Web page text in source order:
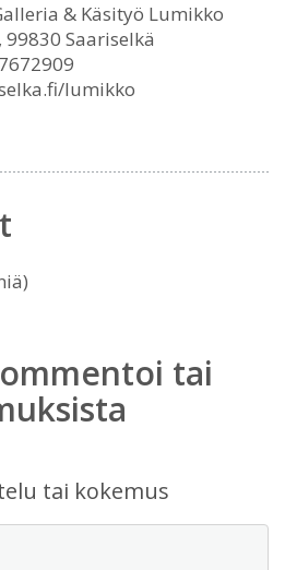
& Käsityö Lumikko
99830 Saariselkä
lumikko
tai
tai kokemus